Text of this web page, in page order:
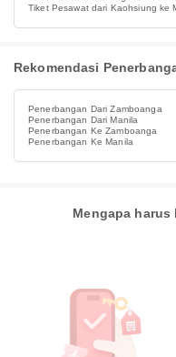
Tiket Pesawat dari Kaohsiung ke
Rekomendasi
Penerbangan Dari Zamboanga
Penerbangan Dari Manila
Penerbangan Ke Zamboanga
Penerbangan Ke Manila
Mengapa harus